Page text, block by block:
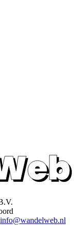
info@wandelweb.nl